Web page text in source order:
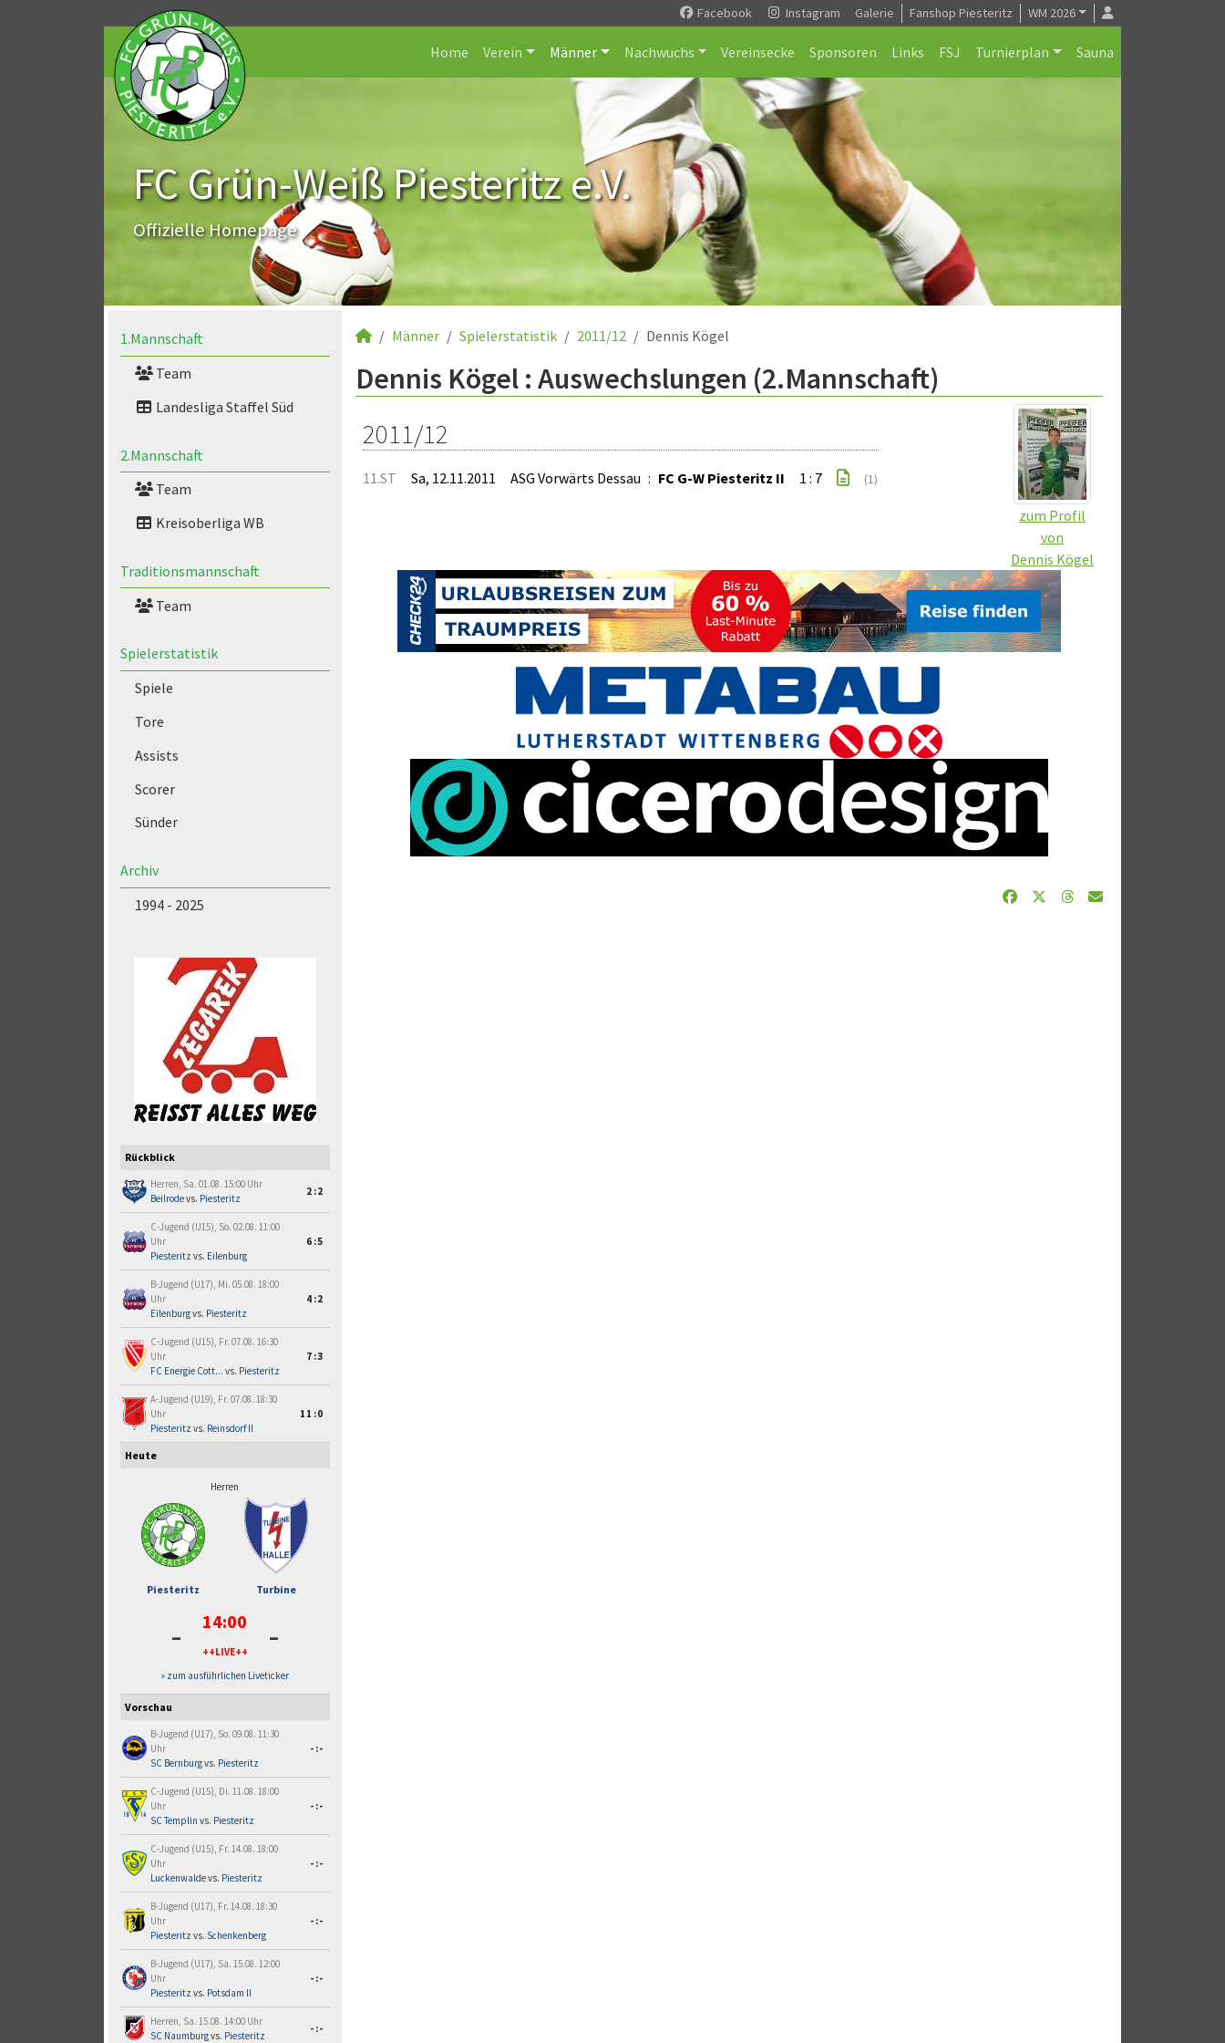
Facebook Instagram Galerie Fanshop Piesteritz WM 2026
Home Verein Männer Nachwuchs Vereinsecke Sponsoren Links FSJ Turnierplan Sauna
FC Grün-Weiß Piesteritz e.V.
Offizielle Homepage
1.Mannschaft
Team
Landesliga Staffel Süd
2.Mannschaft
Team
Kreisoberliga WB
Traditionsmannschaft
Team
Spielerstatistik
Spiele
Tore
Assists
Scorer
Sünder
Archiv
1994 - 2025
Rückblick
Herren, Sa. 01.08. 15:00 Uhr
Beilrodevs. Piesteritz
2:2
C-Jugend (U15), So. 02.08. 11:00
Uhr
Piesteritz vs. Eilenburg
6:5
B-Jugend (U17), Mi. 05.08. 18:00
Uhr
Eilenburgvs. Piesteritz
4:2
C-Jugend (U15), Fr. 07.08. 16:30
Uhr
FC Energie Cott... vs. Piesteritz
7:3
A-Jugend (U19), Fr. 07.08. 18:30
Uhr
Piesteritz vs. Reinsdorf II
11:0
Heute
Herren
Piesteritz Turbine
- 14:00
++LIVE++ -
» zum ausführlichen Liveticker
Vorschau
B-Jugend (U17), So. 09.08. 11:30
Uhr
SC Bernburgvs. Piesteritz
-:-
C-Jugend (U15), Di. 11.08. 18:00
Uhr
SC Templin vs. Piesteritz
-:-
C-Jugend (U15), Fr. 14.08. 18:00
Uhr
Luckenwaldevs. Piesteritz
-:-
B-Jugend (U17), Fr. 14.08. 18:30
Uhr
Piesteritz vs. Schenkenberg
-:-
B-Jugend (U17), Sa. 15.08. 12:00
Uhr
Piesteritz vs. Potsdam II
-:-
Herren, Sa. 15.08. 14:00 Uhr
SC Naumburgvs. Piesteritz
-:-
Männer Spielerstatistik 2011/12 Dennis Kögel
Dennis Kögel : Auswechslungen (2.Mannschaft)
zum Profil
von
Dennis Kögel
2011/12
11.ST Sa, 12.11.2011 ASG Vorwärts Dessau : FC G-W Piesteritz II 1 : 7 (1)